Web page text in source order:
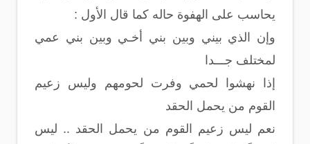
يحاسب على الهفوة حاله كما قال الأول :
وإن الذي بيني وبين بني أخـي وبين بني عمي
لمختلف جـــدا
إذا نهشوا لحمي وفرت لحومهم وليس زعيم
القوم من يحمل الحقد
نعم ليس زعيم القوم من يحمل الحقد .. ليس